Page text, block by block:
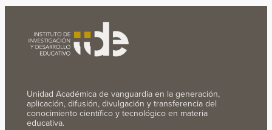
Unidad Académica de vanguardia en la generación,
aplicación, difusión, divulgación y transferencia del
conocimiento científico y tecnológico en materia
educativa.